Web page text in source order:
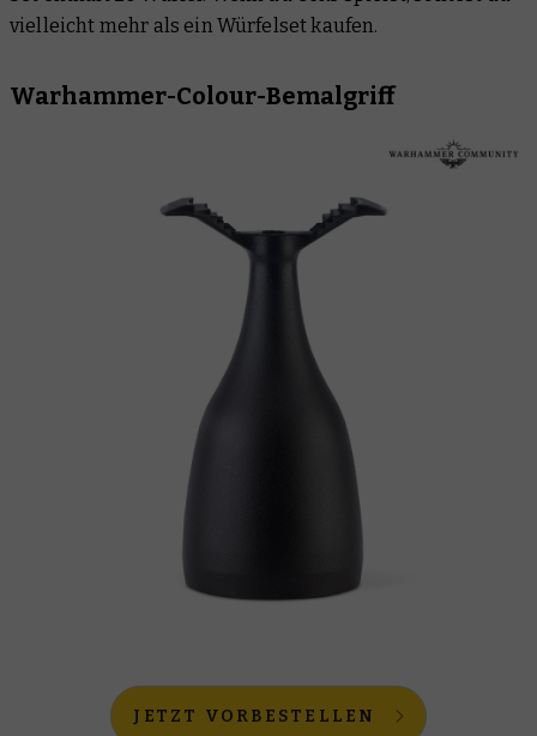
vielleicht mehr als ein Würfelset kaufen.
Warhammer-Colour-Bemalgriff
JETZT VORBESTELLEN